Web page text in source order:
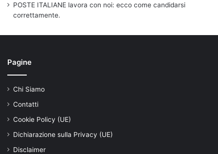
POSTE ITALIANE lavora con noi: ecco come candidarsi
correttamente.
Pagine
Chi Siamo
Contatti
Cookie Policy (UE)
Dichiarazione sulla Privacy (UE)
Disclaimer